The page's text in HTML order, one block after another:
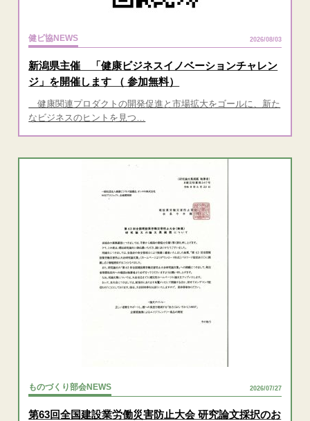
健ビ協NEWS 2026/08/03
新潟県主催 「健康ビジネスイノベーションチャレン
ジ」を開催します （ 参加無料）
健康関連プロダクトの開発促進と市場拡大をゴールに、新た
なビジネスのヒントを見つ…
ものづくり部会NEWS 2026/07/27
第63回全国建設業労働災害防止大会 研究論文採択のお